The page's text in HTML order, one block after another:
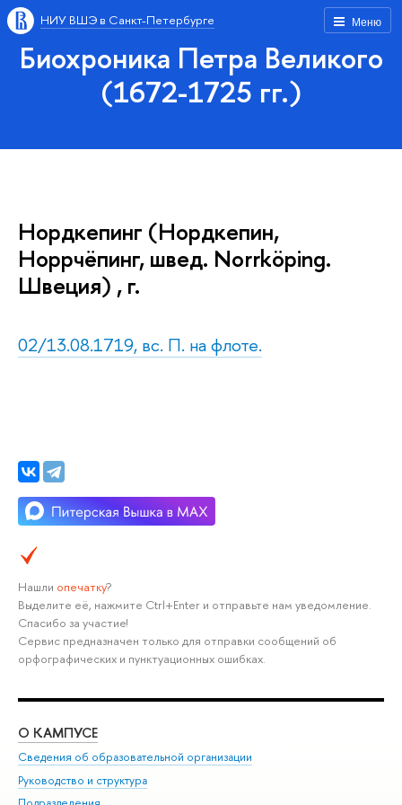
Меню
НИУ ВШЭ в Санкт-Петербурге
Биохроника Петра Великого
(1672-1725 гг.)
Нордкепинг (Нордкепин,
Норрчёпинг, швед. Norrköping.
Швеция) , г.
02/13.08.1719, вс. П. на флоте.
Нашли опечатку?
Выделите её, нажмите Ctrl+Enter и отправьте нам уведомление.
Спасибо за участие!
Сервис предназначен только для отправки сообщений об
орфографических и пунктуационных ошибках.
О КАМПУСЕ
Сведения об образовательной организации
Руководство и структура